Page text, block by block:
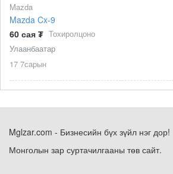
Mazda
Mazda Cx-9
60 сая ₮ Тохиролцоно
Улаанбаатар
17 7сарын
Mglzar.com - Бизнесийн бүх зүйл нэг дор!
Монголын зар суртачилгааны төв сайт.